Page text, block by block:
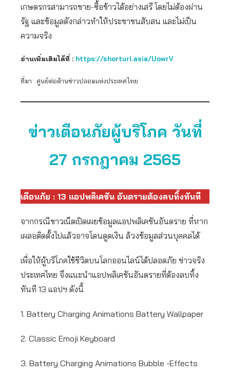
เกษตรกรสามารถขาย-ซื้อข้าวได้อย่างเสรี โดยไม่ต้องผ่าน
รัฐ และข้อมูลดังกล่าวทำให้ประชาชนสับสน และไม่เป็น
ความจริง
อ่านเพิ่มเติมได้ที่ : https://shorturl.asia/UowrV
ที่มา : ศูนย์ต่อต้านข่าวปลอมแห่งประเทศไทย
ข่าวเตือนภัยผู้บริโภค วันที่
27 กรกฎาคม 2565
เตือนภัย : 13 แอปพลิเคชัน อันตรายต้องลบทิ้งทันที
จากกรณีชาวเน็ตเปิดเผยข้อมูลแอปพลิเคชันอันตราย ที่หาก
เผลอติดตั้งไปแล้วอาจโดนดูดเงิน ล้วงข้อมูลส่วนบุคคลได้
เพื่อให้ผู้บริโภคใช้ชีวิตบนโลกออนไลน์ได้ปลอดภัย ข่าวจริง
ประเทศไทย จึงแนะนำแอปพลิเคชันอันตรายที่ต้องลบทิ้ง
ทันที 13 แอปฯ ดังนี้
1. Battery Charging Animations Battery Wallpaper
2. Classic Emoji Keyboard
3. Battery Charging Animations Bubble -Effects